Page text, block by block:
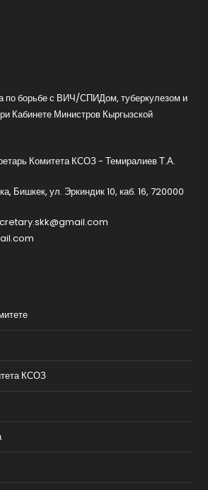
по борьбе с ВИЧ/СПИДом, туберкулезом и
Кабинете Министров Кыргызской
Комитета КСОЗ - Темиралиев Т.А.
Бишкек, ул. Эркиндик 10, каб. 16, 720000
КСОЗ